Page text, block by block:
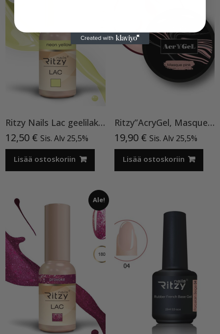
Ritzy Nails Lac geelilakka ”Neon Yellow”119 , 9ml TPO vapaa
12,50 € Sis. Alv 25,5%
Lisää ostoskoriin
Ritzy”AcryGel, Masque Pink”15ml TPO-VAPAA
19,90 € Sis. Alv 25,5%
Lisää ostoskoriin
Ale!